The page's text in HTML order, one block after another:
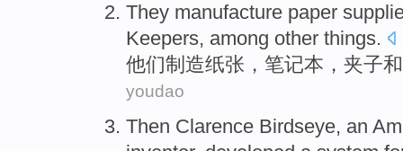
They manufacture paper
Keepers, among other things.
他们制造纸张 ， 笔记本 ， 夹子和
youdao
Then Clarence Birdseye, an